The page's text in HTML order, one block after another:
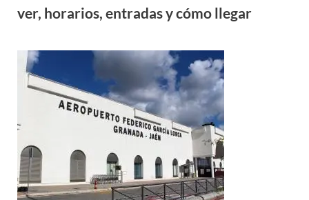
ver, horarios, entradas y cómo llegar